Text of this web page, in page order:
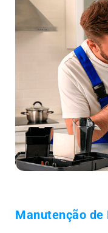
Manutenção de